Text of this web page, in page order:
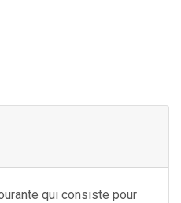
qui consiste pour